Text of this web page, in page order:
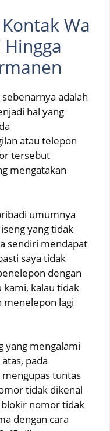
Wa
adalah
hal yang
atau telepon
tersebut
mengatakan
umumnya
yang tidak
sendiri mendapat
saya tidak
dengan
kalau tidak
menelepon lagi
yang mengalami
pada
tuntas
tidak dikenal
blokir nomor tidak
dengan cara